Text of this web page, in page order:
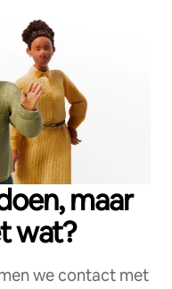
maar
wat?
we contact met